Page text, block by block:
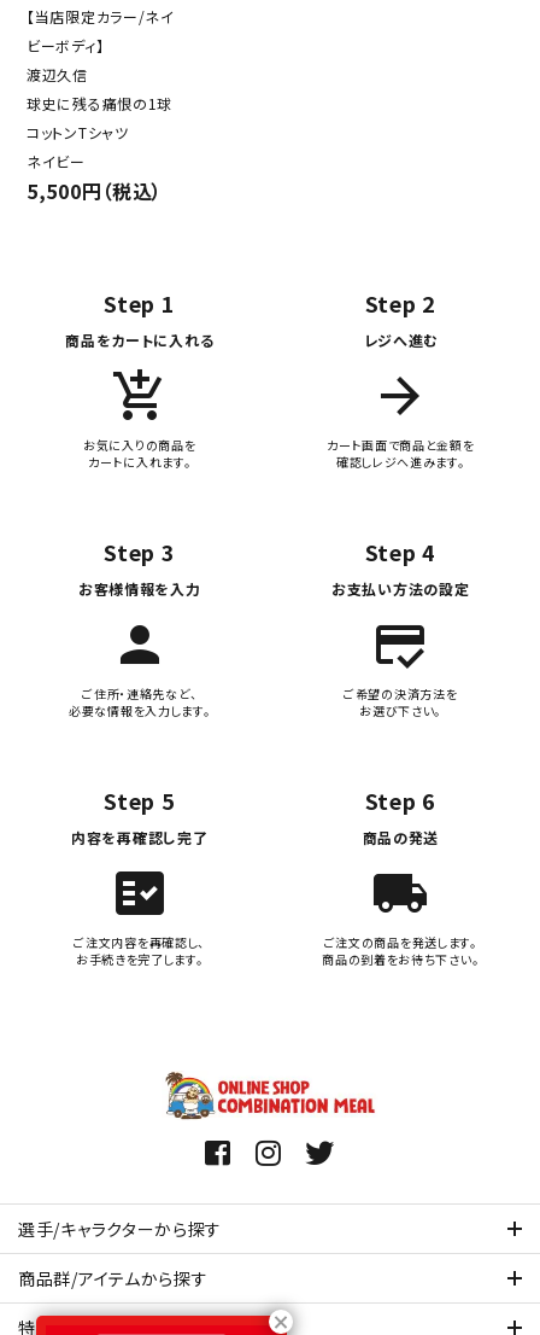
【当店限定カラー/ネイ
ビーボディ】
渡辺久信
球史に残る痛恨の1球
コットンTシャツ
ネイビー
5,500円（税込）
Step 1
商品をカートに入れる
add_shopping_cart
お気に入りの商品を
カートに入れます。
Step 2
レジへ進む
arrow_forward
カート画面で商品と金額を
確認しレジへ進みます。
Step 3
お客様情報を入力
person
ご住所・連絡先など、
必要な情報を入力します。
Step 4
お支払い方法の設定
credit_score
ご希望の決済方法を
お選び下さい。
Step 5
内容を再確認し完了
fact_check
ご注文内容を再確認し、
お手続きを完了します。
Step 6
商品の発送
local_shipping
ご注文の商品を発送します。
商品の到着をお待ち下さい。
選手/キャラクターから探す
商品群/アイテムから探す
特集ページを見てみる